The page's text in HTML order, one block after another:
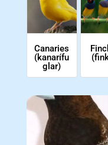
Canaries
(kanarífu
glar)